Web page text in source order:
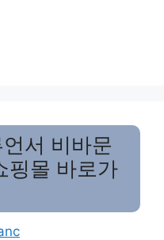
서 비바문
핑몰 바로가